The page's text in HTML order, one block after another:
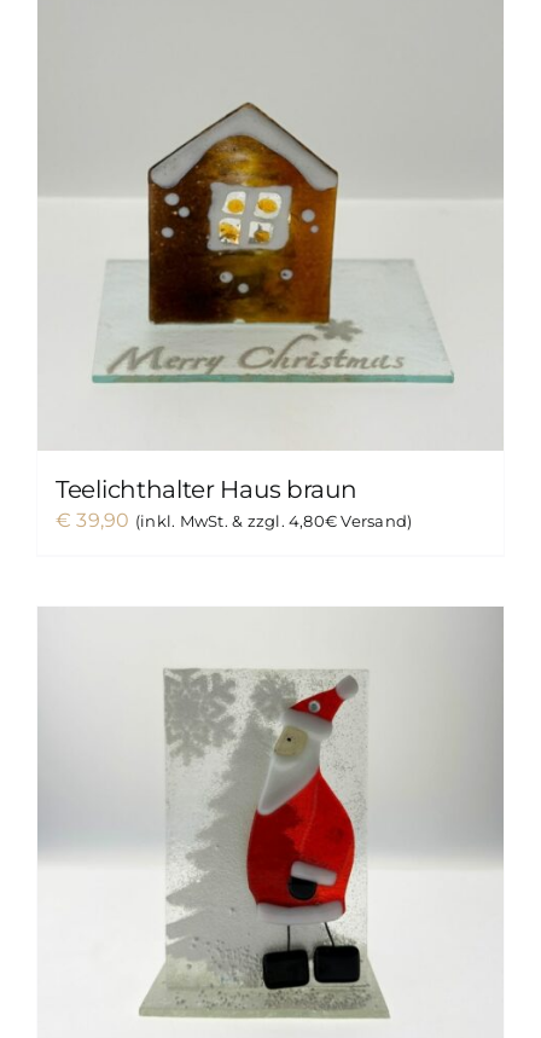
Teelichthalter Haus braun
€ 39,90 (inkl. MwSt. & zzgl. 4,80€ Versand)